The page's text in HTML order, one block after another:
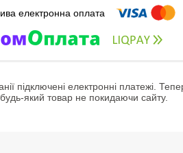
підключені електронні платежі.
який товар не покидаючи сайту.